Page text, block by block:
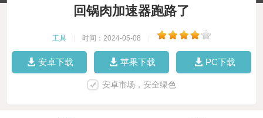
回锅肉加速器跑路了
工具 时间：2024-05-08
安卓下载 苹果下载 PC下载
安卓市场，安全绿色